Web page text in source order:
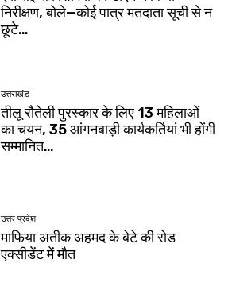
निरीक्षण, बोले—कोई पात्र मतदाता सूची से न
छूटे…
उत्तराखंड
तीलू रौतेली पुरस्कार के लिए 13 महिलाओं
का चयन, 35 आंगनबाड़ी कार्यकर्तियां भी होंगी
सम्मानित…
उत्तर प्रदेश
माफिया अतीक अहमद के बेटे की रोड
एक्सीडेंट में मौत